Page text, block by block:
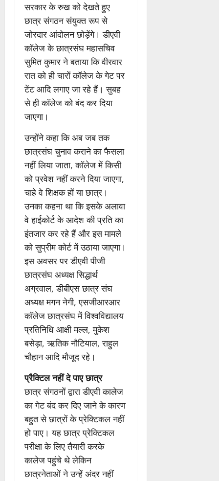
सरकार के रुख को देखते हुए
छात्र संगठन संयुक्त रूप से
जोरदार आंदोलन छोड़ेंगे। डीएवी
कॉलेज के छात्रसंघ महासचिव
सुमित कुमार ने बताया कि वीरवार
रात को ही चारों कॉलेज के गेट पर
टेंट आदि लगाए जा रहे हैं। सुबह
से ही कॉलेज को बंद कर दिया
जाएगा।
उन्होंने कहा कि अब जब तक
छात्रसंघ चुनाव कराने का फैसला
नहीं लिया जाता, कॉलेज में किसी
को प्रवेश नहीं करने दिया जाएगा,
चाहे वे शिक्षक हों या छात्र।
उनका कहना था कि इसके अलावा
वे हाईकोर्ट के आदेश की प्रति का
इंतजार कर रहे हैं और इस मामले
को सुप्रीम कोर्ट में उठाया जाएगा।
इस अवसर पर डीएवी पीजी
छात्रसंघ अध्यक्ष सिद्धार्थ
अग्रवाल, डीबीएस छात्र संघ
अध्यक्ष मगन नेगी, एसजीआरआर
कॉलेज छात्रसंघ में विश्वविद्यालय
प्रतिनिधि आक्षी मल्ल, मुकेश
बसेड़ा, ऋतिक नौटियाल, राहुल
चौहान आदि मौजूद रहे।
प्रैक्टिल नहीं दे पाए छात्र
छात्र संगठनों द्वारा डीएवी कालेज
का गेट बंद कर दिए जाने के कारण
बहुत से छात्रों के प्रेक्टिकल नहीं
हो पाए। यह छात्र प्रेक्टिकल
परीक्षा के लिए तैयारी करके
कालेज पहुंचे थे लेकिन
छात्रनेताओं ने उन्हें अंदर नहीं